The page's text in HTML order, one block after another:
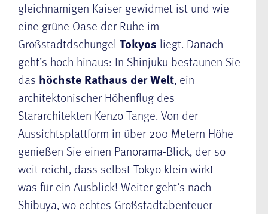
gleichnamigen Kaiser gewidmet ist und wie
eine grüne Oase der Ruhe im
Großstadtdschungel Tokyos liegt. Danach
geht’s hoch hinaus: In Shinjuku bestaunen Sie
das höchste Rathaus der Welt, ein
architektonischer Höhenflug des
Stararchitekten Kenzo Tange. Von der
Aussichtsplattform in über 200 Metern Höhe
genießen Sie einen Panorama-Blick, der so
weit reicht, dass selbst Tokyo klein wirkt –
was für ein Ausblick! Weiter geht’s nach
Shibuya, wo echtes Großstadtabenteuer